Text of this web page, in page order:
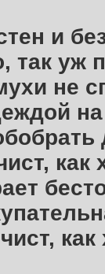
и
так уж
не
как
как